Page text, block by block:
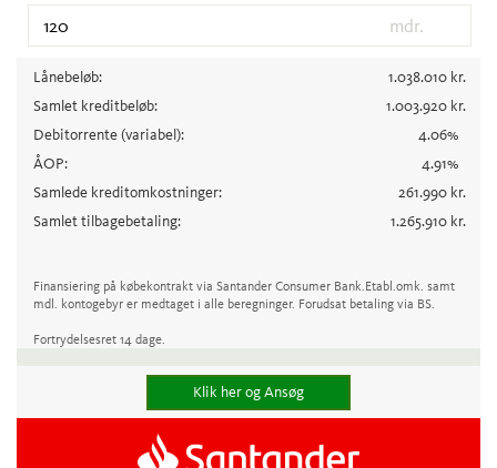
mdr.
Lånebeløb: 1.038.010 kr.
Samlet kreditbeløb:
1.003.920 kr.
Debitorrente(variabel): 4.06%
ÅOP:
4.91%
Samlede kreditomkostninger:
261.990 kr.
Samlet tilbagebetaling:
1.265.910 kr.
Finansiering på købekontrakt via Santander Consumer Bank.Etabl.omk. samt
mdl. kontogebyr er medtaget i alle beregninger. Forudsat betaling via BS.
Fortrydelsesret 14 dage.
Klik her og Ansøg